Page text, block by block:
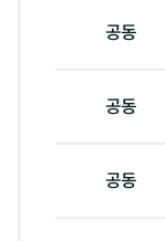
공동
공동
공동